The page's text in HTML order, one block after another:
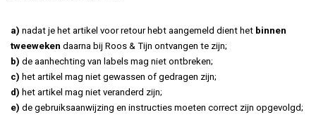
a) nadat je het artikel voor retour hebt aangemeld dient het binnen
tweeweken daarna bij Roos & Tijn ontvangen te zijn;
b) de aanhechting van labels mag niet ontbreken;
c) het artikel mag niet gewassen of gedragen zijn;
d) het artikel mag niet veranderd zijn;
e) de gebruiksaanwijzing en instructies moeten correct zijn opgevolgd;